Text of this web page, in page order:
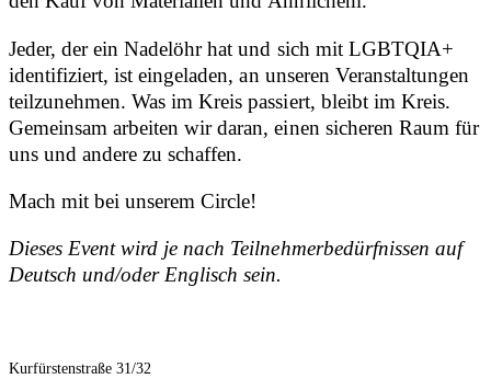
Jeder, der ein Nadelöhr hat und sich mit LGBTQIA+
identifiziert, ist eingeladen, an unseren Veranstaltungen
teilzunehmen. Was im Kreis passiert, bleibt im Kreis.
Gemeinsam arbeiten wir daran, einen sicheren Raum für
uns und andere zu schaffen.
Mach mit bei unserem Circle!
Dieses Event wird je nach Teilnehmerbedürfnissen auf
Deutsch und/oder Englisch sein.
Kurfürstenstraße 31/32